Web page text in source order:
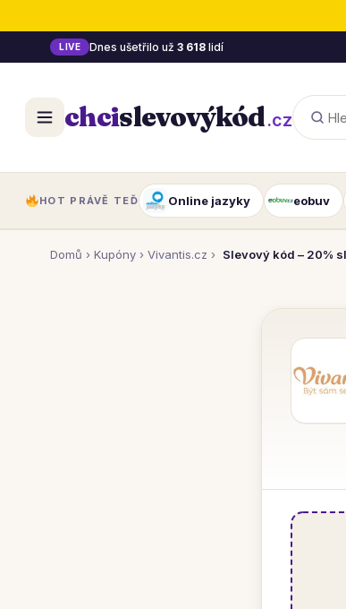
LIVE Dnes ušetřilo už 3 618 lidí
chcislevovýkód.cz
HOT PRÁVĚ TEĎ Online jazyky eobuv
Domů › Kupóny › Vivantis.cz › Slevový kód – 20%